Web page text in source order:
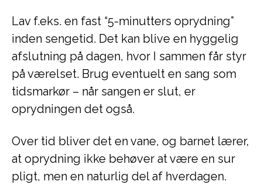
Lav f.eks. en fast “5-minutters oprydning”
inden sengetid. Det kan blive en hyggelig
afslutning på dagen, hvor I sammen får styr
på værelset. Brug eventuelt en sang som
tidsmarkør – når sangen er slut, er
oprydningen det også.
Over tid bliver det en vane, og barnet lærer,
at oprydning ikke behøver at være en sur
pligt, men en naturlig del af hverdagen.